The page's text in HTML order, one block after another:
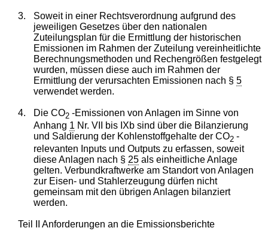
3.
Soweit in einer Rechtsverordnung aufgrund des
jeweiligen Gesetzes über den nationalen
Zuteilungsplan für die Ermittlung der historischen
Emissionen im Rahmen der Zuteilung vereinheitlichte
Berechnungsmethoden und Rechengrößen festgelegt
wurden, müssen diese auch im Rahmen der
Ermittlung der verursachten Emissionen nach § 5
verwendet werden.
4. Die CO2-Emissionen von Anlagen im Sinne von
Anhang 1 Nr. VII bis IXb sind über die Bilanzierung
und Saldierung der Kohlenstoffgehalte der CO2-
relevanten Inputs und Outputs zu erfassen, soweit
diese Anlagen nach § 25als einheitliche Anlage
gelten. Verbundkraftwerke am Standort von Anlagen
zur Eisen- und Stahlerzeugung dürfen nicht
gemeinsam mit den übrigen Anlagen bilanziert
werden.
Teil II Anforderungen an die Emissionsberichte